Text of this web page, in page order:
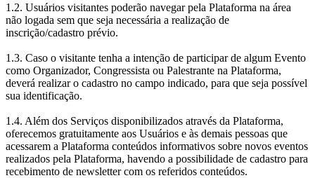
1.2. Usuários visitantes poderão navegar pela Plataforma na área
não logada sem que seja necessária a realização de
inscrição/cadastro prévio.
1.3. Caso o visitante tenha a intenção de participar de algum Evento
como Organizador, Congressista ou Palestrante na Plataforma,
deverá realizar o cadastro no campo indicado, para que seja possível
sua identificação.
1.4. Além dos Serviços disponibilizados através da Plataforma,
oferecemos gratuitamente aos Usuários e às demais pessoas que
acessarem a Plataforma conteúdos informativos sobre novos eventos
realizados pela Plataforma, havendo a possibilidade de cadastro para
recebimento de newsletter com os referidos conteúdos.